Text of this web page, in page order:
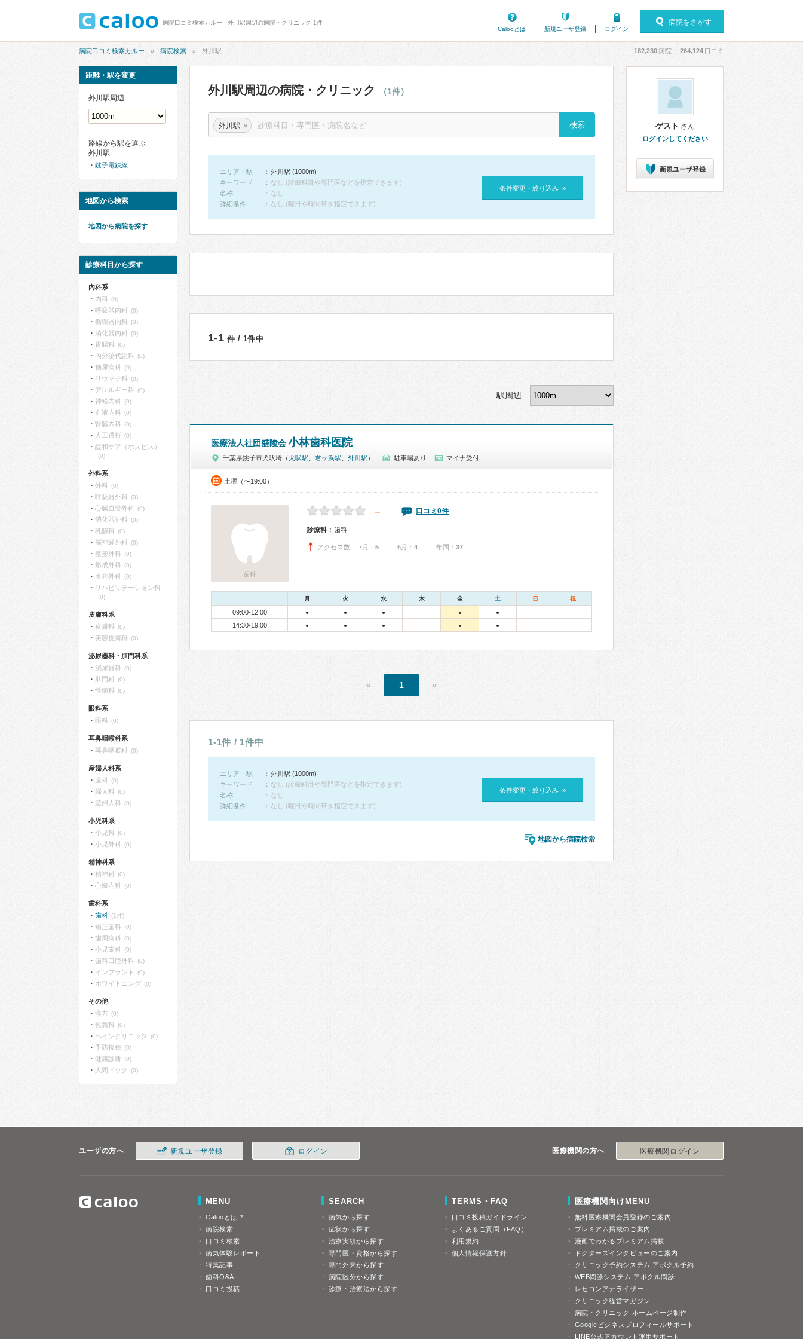
病院口コミ検索カルー - 外川駅周辺の病院・クリニック 1件
Calooとは
新規ユーザ登録 ログイン
病院をさがす
病院口コミ検索カルー 病院検索 外川駅 182,230病院・ 264,124 口コミ
外川駅周辺の病院・クリニック （1件）
外川駅 ×
エリア・駅
外川駅 (1000m)
キーワード
なし (診療科目や専門医などを指定できます)
名称
なし
詳細条件
なし (曜日や時間帯を指定できます)
条件変更・絞り込み »
1-1 件 / 1件中
駅周辺
医療法人社団盛陵会小林歯科医院
千葉県銚子市犬吠埼（犬吠駅 君ヶ浜駅 外川駅 ） 駐車場あり マイナ受付
土曜（〜19:00）
歯科
－ 口コミ0件
診療科： 歯科
アクセス数 7月： 5 | 6月： 4 | 年間： 37
月 火 水 木 金 土 日 祝
09:00-12:00 ● ● ● ● ●
14:30-19:00 ● ● ● ● ●
« 1 »
1-1件 / 1件中
エリア・駅
外川駅 (1000m)
キーワード
なし (診療科目や専門医などを指定できます)
名称
なし
詳細条件
なし (曜日や時間帯を指定できます)
条件変更・絞り込み »
地図から病院検索
距離・駅を変更
外川駅周辺
路線から駅を選ぶ
外川駅
銚子電鉄線
地図から検索
地図から病院を探す
診療科目から探す
内科系
内科 (0)
呼吸器内科 (0)
循環器内科 (0)
消化器内科 (0)
胃腸科 (0)
内分泌代謝科 (0)
糖尿病科 (0)
リウマチ科 (0)
アレルギー科 (0)
神経内科 (0)
血液内科 (0)
腎臓内科 (0)
人工透析 (0)
緩和ケア（ホスピス）
(0)
外科系
外科 (0)
呼吸器外科 (0)
心臓血管外科 (0)
消化器外科 (0)
乳腺科 (0)
脳神経外科 (0)
整形外科 (0)
形成外科 (0)
美容外科 (0)
リハビリテーション科
(0)
皮膚科系
皮膚科 (0)
美容皮膚科 (0)
泌尿器科・肛門科系
泌尿器科 (0)
肛門科 (0)
性病科 (0)
眼科系
眼科 (0)
耳鼻咽喉科系
耳鼻咽喉科 (0)
産婦人科系
産科 (0)
婦人科 (0)
産婦人科 (0)
小児科系
小児科 (0)
小児外科 (0)
精神科系
精神科 (0)
心療内科 (0)
歯科系
歯科 (1件)
矯正歯科 (0)
歯周病科 (0)
小児歯科 (0)
歯科口腔外科 (0)
インプラント (0)
ホワイトニング (0)
その他
漢方 (0)
救急科 (0)
ペインクリニック (0)
予防接種 (0)
健康診断 (0)
人間ドック (0)
ゲスト さん
ログインしてください
新規ユーザ登録
ユーザの方へ 新規ユーザ登録 ログイン 医療機関の方へ 医療機関ログイン
MENU
Calooとは？
病院検索
口コミ検索
病気体験レポート
特集記事
歯科Q&A
口コミ投稿
SEARCH
病気から探す
症状から探す
治療実績から探す
専門医・資格から探す
専門外来から探す
病院区分から探す
診療・治療法から探す
TERMS・FAQ
口コミ投稿ガイドライン
よくあるご質問（FAQ）
利用規約
個人情報保護方針
医療機関向けMENU
無料医療機関会員登録のご案内
プレミアム掲載のご案内
漫画でわかるプレミアム掲載
ドクターズインタビューのご案内
クリニック予約システム アポクル予約
WEB問診システム アポクル問診
レセコンアナライザー
クリニック経営マガジン
病院・クリニック ホームページ制作
Googleビジネスプロフィールサポート
LINE公式アカウント運用サポート